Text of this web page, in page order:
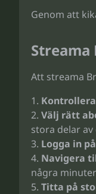
Genom att
Att streama
Välj rätt
stora delar av
Logga in
Navigera
några
Titta på